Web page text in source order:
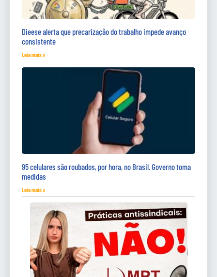
Dieese alerta que precarização do trabalho impede avanço
consistente
Leia mais »
95 celulares são roubados, por hora, no Brasil. Governo toma
medidas
Leia mais »